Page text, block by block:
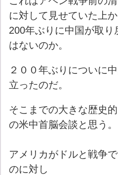
に対して見せていた上
200年ぶりに中国が取
はないのか。
２００年ぶりについに
立ったのだ。
そこまでの大きな歴史
の米中首脳会談と思う。
アメリカがドルと戦争
のに対し